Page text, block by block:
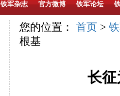
铁军杂志 官方微博 铁军论坛
您的位置： 首页 >
根基
长